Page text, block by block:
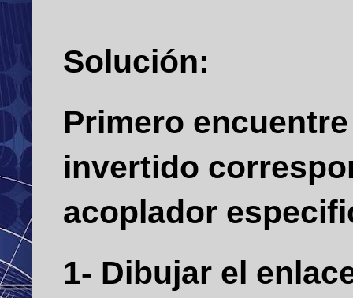
Solución:
Primero
invertido
acoplador
1- Dibujar el